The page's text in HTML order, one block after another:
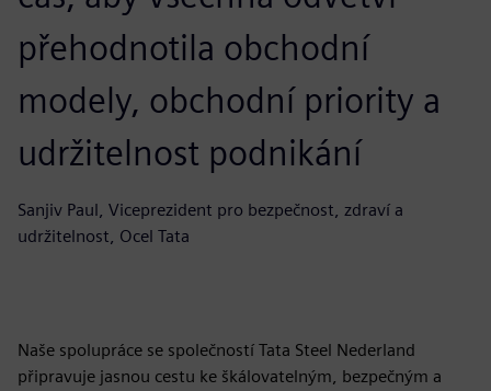
přehodnotila obchodní
modely, obchodní priority a
udržitelnost podnikání
Sanjiv Paul, Viceprezident pro bezpečnost, zdraví a
udržitelnost, Ocel Tata
Naše spolupráce se společností Tata Steel Nederland
připravuje jasnou cestu ke škálovatelným, bezpečným a